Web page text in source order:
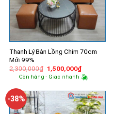
Thanh Lý Bàn Lồng Chim 70cm
Mới 99%
2,300,000₫ Giá
gốc
là:
1,500,000₫Giá
hiện
tại
Còn hàng - Giao nhanh
-38%